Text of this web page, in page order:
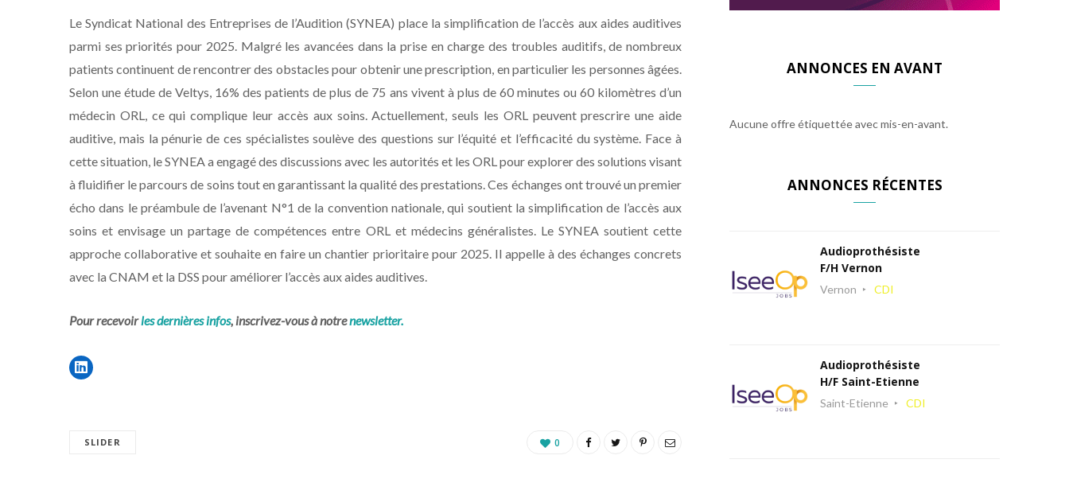
Le Syndicat National des Entreprises de l’Audition (SYNEA) place la simplification de l’accès aux aides auditives
parmi ses priorités pour 2025. Malgré les avancées dans la prise en charge des troubles auditifs, de nombreux
patients continuent de rencontrer des obstacles pour obtenir une prescription, en particulier les personnes âgées.
Selon une étude de Veltys, 16% des patients de plus de 75 ans vivent à plus de 60 minutes ou 60 kilomètres d’un
médecin ORL, ce qui complique leur accès aux soins. Actuellement, seuls les ORL peuvent prescrire une aide
auditive, mais la pénurie de ces spécialistes soulève des questions sur l’équité et l’efficacité du système. Face à
cette situation, le SYNEA a engagé des discussions avec les autorités et les ORL pour explorer des solutions visant
à fluidifier le parcours de soins tout en garantissant la qualité des prestations. Ces échanges ont trouvé un premier
écho dans le préambule de l’avenant N°1 de la convention nationale, qui soutient la simplification de l’accès aux
soins et envisage un partage de compétences entre ORL et médecins généralistes. Le SYNEA soutient cette
approche collaborative et souhaite en faire un chantier prioritaire pour 2025. Il appelle à des échanges concrets
avec la CNAM et la DSS pour améliorer l’accès aux aides auditives.
Pour recevoirles dernières infos, inscrivez-vous à notrenewsletter.
SLIDER 0
ANNONCES EN AVANT
Aucune offre étiquettée avec mis-en-avant.
ANNONCES RÉCENTES
Audioprothésiste
F/H Vernon
Vernon CDI
Audioprothésiste
H/F Saint-Etienne
Saint-Etienne CDI